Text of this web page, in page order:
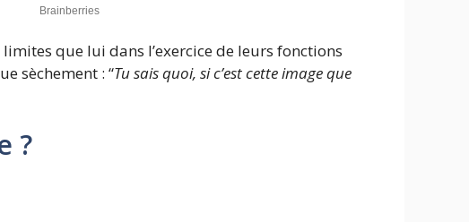
que lui dans l’exercice de leurs fonctions
sèchement : “Tu sais quoi, si c’est cette image que
?